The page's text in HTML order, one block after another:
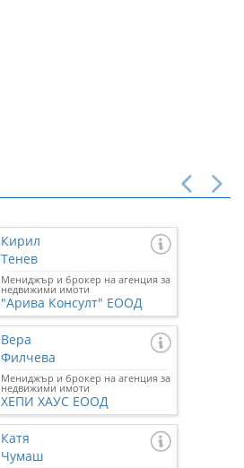
Кирил
Тенев
Мениджър и брокер на агенция за
недвижими имоти
"Арива Консулт" ЕООД
Вера
Филчева
Мениджър и брокер на агенция за
недвижими имоти
ХЕПИ ХАУС ЕООД
Катя
Чумаш